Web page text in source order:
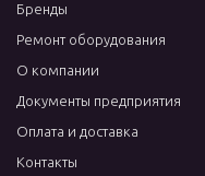
Бренды
Ремонт оборудования
О компании
Документы предприятия
Оплата и доставка
Контакты